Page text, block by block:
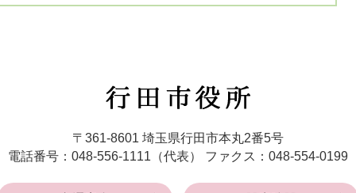
行
田
役
所
〒361-8601 埼玉県行田市本丸2番5号
電話番号：048-556-1111（代表）
ファクス：048-554-0199